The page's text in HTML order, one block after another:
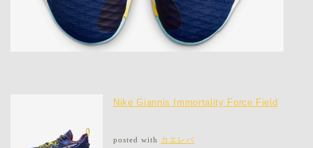
Nike Giannis Immortality Force Field
posted with カエレバ